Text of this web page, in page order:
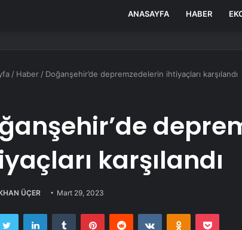
ANASAYFA HABER
/ Haber / Doğanşehir’de depremzedelerin ihtiyaçları karşılandı
karşılandı
ÜÇER Mart 29, 2023
Twitter LinkedInTumblr PinterestReddit VKontakteOdnoklassniki
Pocket